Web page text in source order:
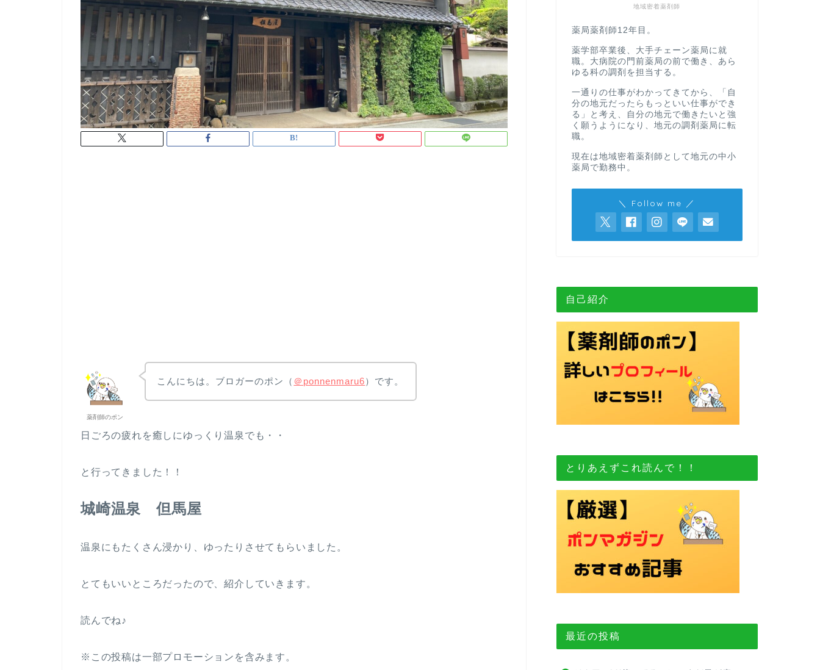
薬剤師のポン
こんにちは。ブロガーのポン（ ＠ponnenmaru6）です。
日ごろの疲れを癒しにゆっくり温泉でも・・
と行ってきました！！
城崎温泉 但馬屋
温泉にもたくさん浸かり、ゆったりさせてもらいました。
とてもいいところだったので、紹介していきます。
読んでね♪
※この投稿は一部プロモーションを含みます。
地域密着薬剤師
薬局薬剤師12年目。
薬学部卒業後、大手チェーン薬局に就
職。大病院の門前薬局の前で働き、あら
ゆる科の調剤を担当する。
一通りの仕事がわかってきてから、「自
分の地元だったらもっといい仕事ができ
る」と考え、自分の地元で働きたいと強
く願うようになり、地元の調剤薬局に転
職。
現在は地域密着薬剤師として地元の中小
薬局で勤務中。
＼ Follow me ／
自己紹介
とりあえずこれ読んで！！
最近の投稿